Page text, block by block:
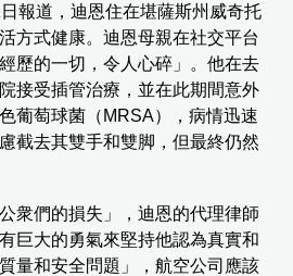
報道，迪恩住在堪薩斯州威奇托
方式健康。迪恩母親在社交平台
歷的一切，令人心碎」。他在去
接受插管治療，並在此期間意外
葡萄球菌（MRSA），病情迅速
截去其雙手和雙脚，但最終仍然
衆們的損失」，迪恩的代理律師
巨大的勇氣來堅持他認為真實和
量和安全問題」，航空公司應該